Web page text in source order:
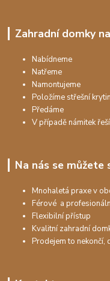
Zahradní domky
Nabídneme
Natřeme
Namontujeme
Položíme střešní
Předáme
V případě námitek
Na nás se
Mnohaletá praxe v
Férové a
Flexibilní přístup
Kvalitní zahradní
Prodejem to nekončí,